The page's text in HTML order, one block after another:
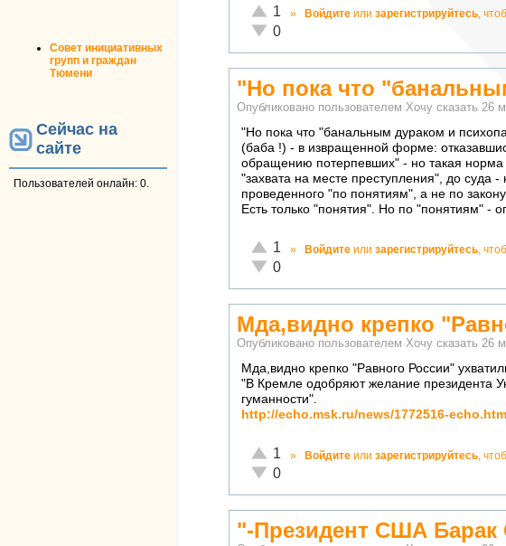
Совет инициативных
групп и граждан
Тюмени
Сейчас на
сайте
Пользователей онлайн: 0.
Отлично!
1
Неадекватно!
0
» Войдите или зарегистрируйтесь ,
"Но пока что
Опубликовано пользователем Хочу сказать 26
"Но пока что "банальным дураком и
(баба !) - в извращенной форме:
обращению потерпевших" - но такая
"захвата на месте преступления", до суда
проведенного "по понятиям", а не по
Есть только "понятия". Но по "понятиям" -
Отлично!
1
Неадекватно!
0
» Войдите или зарегистрируйтесь,
Мда,видно крепко
Опубликовано пользователем Хочу сказать 26
Мда,видно крепко "Равного России"
"В Кремле одобряют желание президента
гуманности".
http://echo.msk.ru/news/1772516-echo.html
Отлично!
1
Неадекватно!
0
» Войдите или зарегистрируйтесь ,
"-Президент США Барак